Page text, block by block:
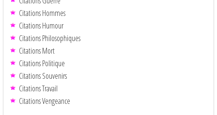
Citations Hommes
Citations Humour
Citations Philosophiques
Citations Mort
Citations Politique
Citations Souvenirs
Citations Travail
Citations Vengeance